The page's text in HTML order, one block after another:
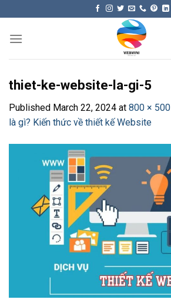
content
thiet-ke-website-la-gi-5
Published March 22, 2024 at 800 × 500
là gì? Kiến thức về thiết kế Website